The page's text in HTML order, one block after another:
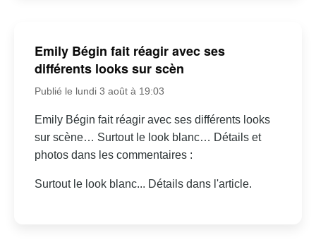
Emily Bégin fait réagir avec ses
différents looks sur scèn
Publié le lundi 3 août à 19:03
Emily Bégin fait réagir avec ses différents looks
sur scène… Surtout le look blanc… Détails et
photos dans les commentaires :
Surtout le look blanc... Détails dans l'article.